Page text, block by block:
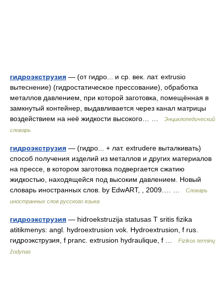
гидроэкструзия — (от гидро... и ср. век. лат. extrusio
вытеснение) (гидростатическое прессование), обработка
металлов давлением, при которой заготовка, помещённая в
замкнутый контейнер, выдавливается через канал матрицы
воздействием на неё жидкости высокого… …
Энциклопедический
словарь
гидроэкструзия — (гидро... + лат. extrudere выталкивать)
способ получения изделий из металлов и других материалов
на прессе, в котором заготовка подвергается сжатию
жидкостью, находящейся под высоким давлением. Новый
словарь иностранных слов. by EdwART, , 2009.… …
Словарь
иностранных слов русского языка
гидроэкструзия — hidroekstruzija statusas T sritis fizika
atitikmenys: angl. hydroextrusion vok. Hydroextrusion, f rus.
гидроэкструзия, f pranc. extrusion hydraulique, f …
Fizikos terminų
žodynas